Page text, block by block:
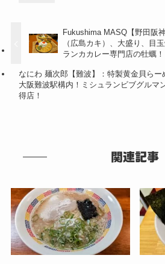
Fukushima MASQ【野田阪
（広島カキ）、大盛り、目
ランカカレー専門店の牡蠣！
なにわ 麺次郎【難波】：特製黄金貝ら
大阪難波駅構内！ミシュランビブグルマ
得店！
関連記事